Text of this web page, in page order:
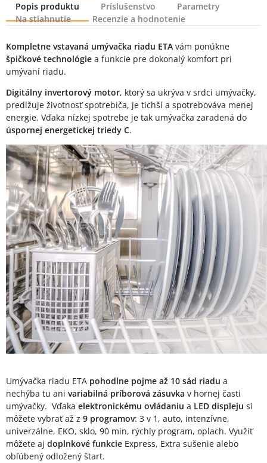
Popis produktu
Príslušenstvo
Parametry
Na stiahnutie
Recenzie a hodnotenie
Popis produktu
Kompletne vstavaná umývačka riadu ETA vám ponúkne
špičkové technológie a funkcie pre dokonalý komfort pri
umývaní riadu.
Digitálny invertorový motor, ktorý sa ukrýva v srdci umývačky,
predlžuje životnosť spotrebiča, je tichší a spotrebováva menej
energie. Vďaka nízkej spotrebe je tak umývačka zaradená do
úspornej energetickej triedy C.
Umývačka riadu ETA pohodlne pojme až 10 sád riadu a
nechýba tu ani variabilná príborová zásuvka v hornej časti
umývačky. Vďaka elektronickému ovládaniu a LED displeju si
môžete vybrať až z 9 programov: 3 v 1, auto, intenzívne,
univerzálne, EKO, sklo, 90 min, rýchly program, oplach. Využiť
môžete aj doplnkové funkcie Express, Extra sušenie alebo
obľúbený odložený štart.